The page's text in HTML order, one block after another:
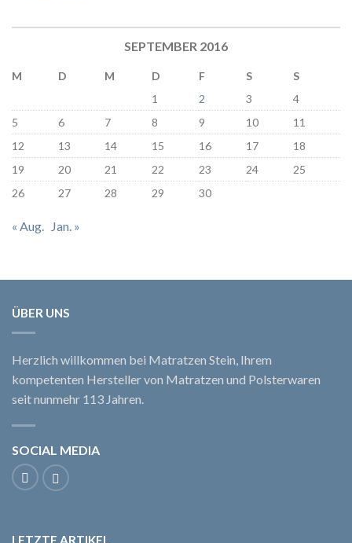
SEPTEMBER 2016
M D M D F S
S
1
2 3
4
5
6 7 8 9 10
11
12
13 14 15 16 17
18
19
20 21 22 23 24
25
26
27 28 29 30
« Aug. Jan. »
ÜBER UNS
Herzlich willkommen bei Matratzen Stein, Ihrem
kompetenten Hersteller von Matratzen und Polsterwaren
seit nunmehr 113 Jahren.
SOCIAL MEDIA
LETZTE ARTIKEL